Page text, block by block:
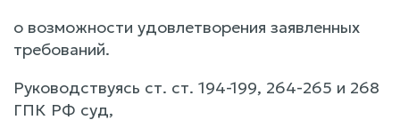
о возможности удовлетворения заявленных
требований.
Руководствуясь ст. ст. 194-199, 264-265 и 268
ГПК РФ суд,